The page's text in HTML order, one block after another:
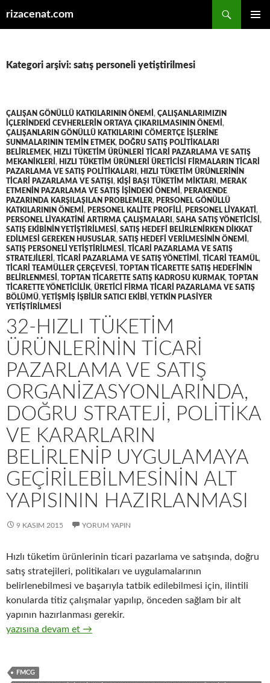
rizacenat.com
Kategori arşivi: satış personeli yetiştirilmesi
ÇALIŞAN GÖNÜLLÜ KATKILARININ ÖNEMI , ÇALIŞANLARIMIZIN
IÇLERINDEKI CEVHERLERIN ORTAYA ÇIKARILMASININ ÖNEMI ,
ÇALIŞANLARIN GÖNÜLLÜ KATKILARINI CÖMERTÇE IŞLERINE
SUNMALARININ TEMIN ETMEK, DOĞRU SATIŞ POLITIKALARI
BELIRLEMEK, HIZLI TÜKETIM ÜRÜNLERI TICARI PAZARLAMA VE SATIŞ
MEKANIKLERI , HIZLI TÜKETIM ÜRÜNLERI ÜRETICISI FIRMALARIN TICARI
PAZARLAMA VE SATIŞ POLITIKALARI , HIZLI TÜKETIM ÜRÜNLERININ
TICARI PAZARLAMA VE SATIŞI , KIŞI BAŞI TÜKETIM MIKTARI , MERAK
ETMENIN PAZARLAMA VE SATIŞ IŞINDEKI ÖNEMI , PERAKENDE
PAZARINDA KARŞILAŞILAN PROBLEMLER, PERSONEL GÖNÜLLÜ
KATKILARININ ÖNEMI , PERSONEL KALITE PROFILI , PERSONEL LIYAKATI ,
PERSONEL LIYAKATINI ARTIRMA ÇALIŞMALARI , SAHA SATIŞ YÖNETICISI ,
SATIŞ EKIBININ YETIŞTIRILMESI , SATIŞ HEDEFI BELIRLENIRKEN DIKKAT
EDILMESI GEREKEN HUSUSLAR, SATIŞ HEDEFI VERILMESININ ÖNEMI ,
SATIŞ PERSONELI YETIŞTIRILMESI , TICARI PAZARLAMA VE SATIŞ
STRATEJILERI , TICARI PAZARLAMA VE SATIŞ YÖNETIMI , TICARI TEAMÜL,
TICARI TEAMÜLLER ÇERÇEVESI , TOPTAN TICARETTE SATIŞ HEDEFININ
BELIRLENMESI , TOPTAN TICARETTE SATIŞ KADROSU KURMAK, TOPTAN
TICARETTE YÖNETICILIK, ÜRETICI FIRMA TICARI PAZARLAMA VE SATIŞ
BÖLÜMÜ,YETIŞMIŞ IŞBILIR SATICI EKIBI ,YETKIN PLASIYER
YETIŞTIRILMESI
32-HIZLI TÜKETIM
ÜRÜNLERININ TICARI
PAZARLAMA VE SATIŞ
ORGANIZASYONLARINDA,
DOĞRU STRATEJI, POLITIKA
VE KARARLARIN
BELIRLENIP UYGULAMAYA
GEÇIRILEBILMESININ ALT
YAPISININ HAZIRLANMASI
9 KASIM 2015 YORUM YAPIN
Hızlı tüketim ürünlerinin ticari pazarlama ve satışında, doğru
satış stratejileri, politikaları ve uygulamalarının
belirlenebilmesi ve başarıyla tatbik edilebilmesi için, ilintili
konularda titiz çalışmalar yapılıp, önceden sağlam bir alt
yapının hazırlanması gerekir.
32-Hızlı tüketim ürünlerinin ticari pazarlama ve satış
yazısına devam et →
FMCG